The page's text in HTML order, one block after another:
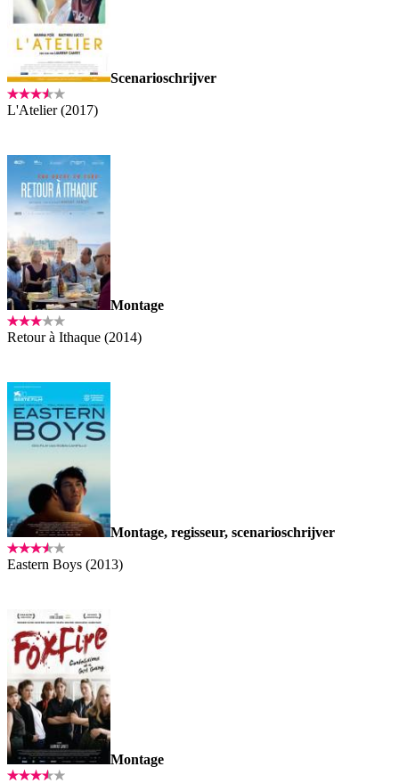
Scenarioschrijver
L'Atelier (2017)
Montage
Retour à Ithaque (2014)
Montage, regisseur, scenarioschrijver
Eastern Boys (2013)
Montage